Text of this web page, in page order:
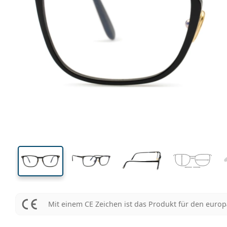
Brillenbreite
41 mm
Glashöhe
55 mm
Glasbreite
Glasbreite
Mit einem CE Zeichen ist das Produkt für den